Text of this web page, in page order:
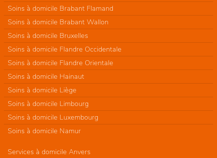
Soins à domicile Brabant Flamand
Soins à domicile Brabant Wallon
Soins à domicile Bruxelles
Soins à domicile Flandre Occidentale
Soins à domicile Flandre Orientale
Soins à domicile Hainaut
Soins à domicile Liège
Soins à domicile Limbourg
Soins à domicile Luxembourg
Soins à domicile Namur
Services à domicile Anvers